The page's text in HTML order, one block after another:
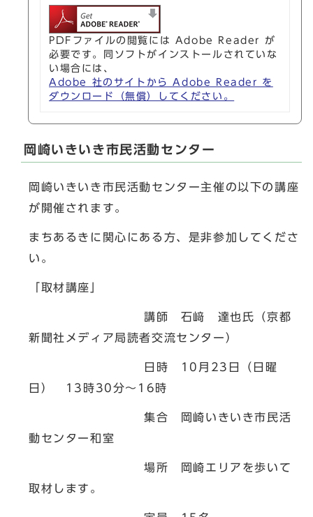
PDFファイルの閲覧には Adobe Reader が
必要です。同ソフトがインストールされていな
い場合には、
Adobe 社のサイトから Adobe Reader を
ダウンロード（無償）してください。
岡崎いきいき市民活動センター
岡崎いきいき市民活動センター主催の以下の講座
が開催されます。
まちあるきに関心にある方、是非参加してくださ
い。
「取材講座」
講師 石﨑 達也氏（京都
新聞社メディア局読者交流センター）
日時 10月23日（日曜
日） 13時30分～16時
集合 岡崎いきいき市民活
動センター和室
場所 岡崎エリアを歩いて
取材します。